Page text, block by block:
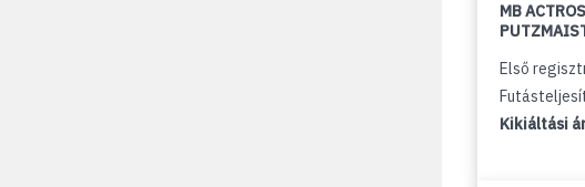
MB
Első
Kikiáltási